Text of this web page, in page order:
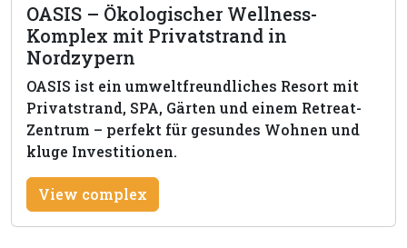
OASIS – Ökologischer Wellness-
Komplex mit Privatstrand in
Nordzypern
OASIS ist ein umweltfreundliches Resort mit
Privatstrand, SPA, Gärten und einem Retreat-
Zentrum – perfekt für gesundes Wohnen und
kluge Investitionen.
View complex